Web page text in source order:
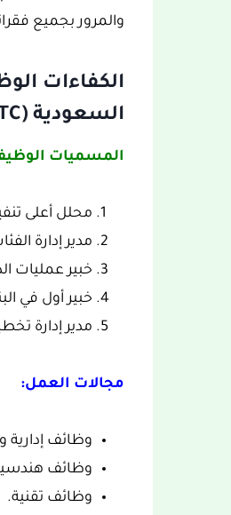
والمرور بجميع
الكفاءات
السعودية (STC):
المسميات
محلل أعلى
مدير إدارة
خبير عمليات
خبير أول في
مدير إدارة
مجالات العمل:
وظائف إدارية
وظائف
وظائف تقنية.